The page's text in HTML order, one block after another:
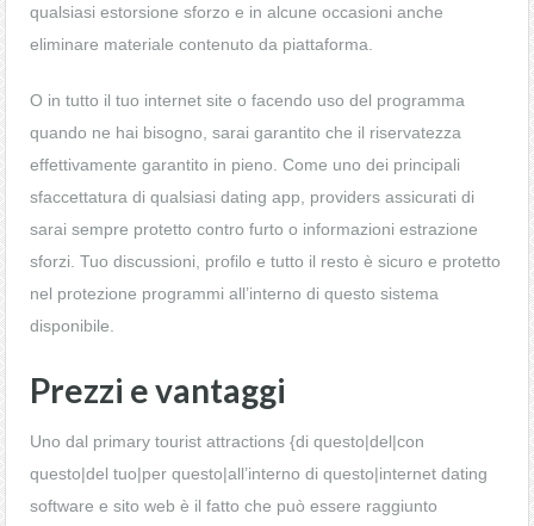
qualsiasi estorsione sforzo e in alcune occasioni anche
eliminare materiale contenuto da piattaforma.
O in tutto il tuo internet site o facendo uso del programma
quando ne hai bisogno, sarai garantito che il riservatezza
effettivamente garantito in pieno. Come uno dei principali
sfaccettatura di qualsiasi dating app, providers assicurati di
sarai sempre protetto contro furto o informazioni estrazione
sforzi. Tuo discussioni, profilo e tutto il resto è sicuro e protetto
nel protezione programmi all’interno di questo sistema
disponibile.
Prezzi e vantaggi
Uno dal primary tourist attractions {di questo|del|con
questo|del tuo|per questo|all’interno di questo|internet dating
software e sito web è il fatto che può essere raggiunto